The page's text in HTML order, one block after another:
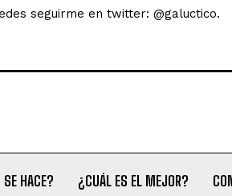
seguirme en twitter: @galuctico.
HACE? ¿CUÁL ES EL MEJOR?